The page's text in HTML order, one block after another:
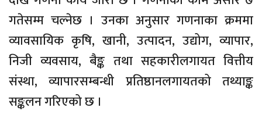
गतेसम्म चल्नेछ । उनका अनुसार गणनाका क्रममा
व्यावसायिक कृषि, खानी, उत्पादन, उद्योग, व्यापार,
निजी व्यवसाय, बैङ्क तथा सहकारीलगायत वित्तीय
संस्था, व्यापारसम्बन्धी प्रतिष्ठानलगायतको तथ्याङ्क
सङ्कलन गरिएको छ ।